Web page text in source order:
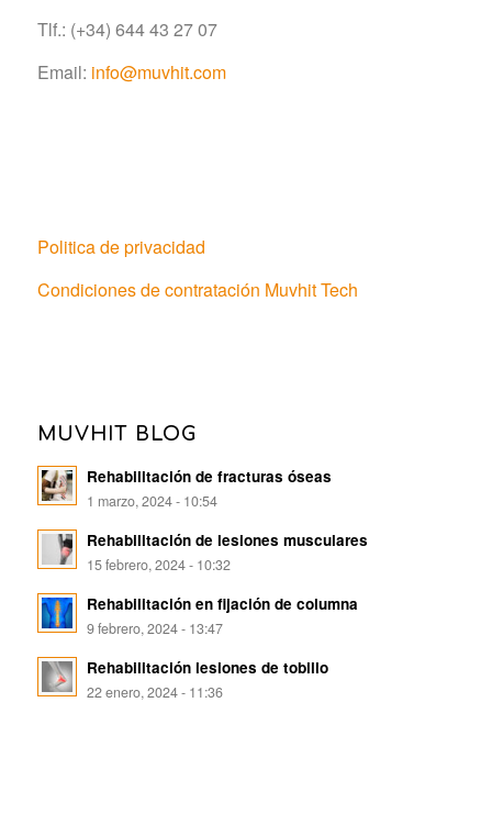
Tlf.: (+34) 644 43 27 07
Email: info@muvhit.com
Politica de privacidad
Condiciones de contratación Muvhit Tech
MUVHIT BLOG
Rehabilitación de fracturas óseas
1 marzo, 2024 - 10:54
Rehabilitación de lesiones musculares
15 febrero, 2024 - 10:32
Rehabilitación en fijación de columna
9 febrero, 2024 - 13:47
Rehabilitación lesiones de tobillo
22 enero, 2024 - 11:36